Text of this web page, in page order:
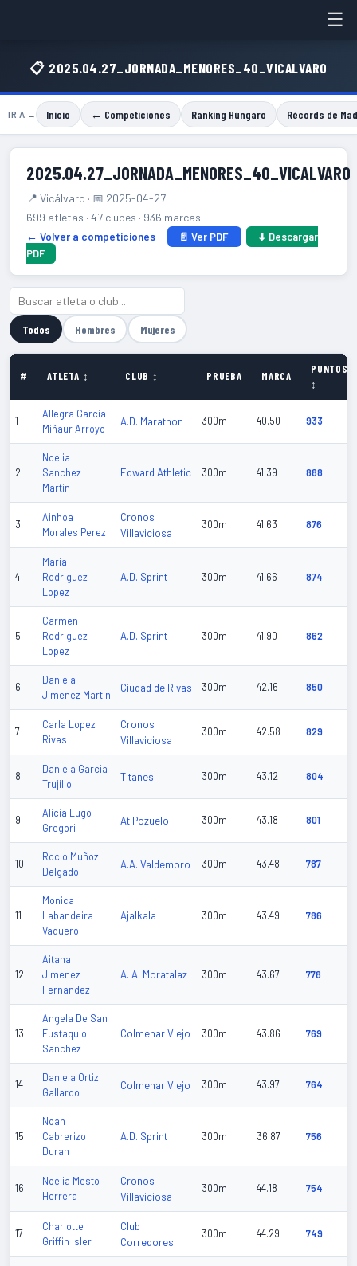
☰
📋 2025.04.27_JORNADA_MENORES_40_VICALVARO
IR A → Inicio ← Competiciones Ranking Húngaro Récords de
2025.04.27_JORNADA_MENORES_40_VICALVARO
📍 Vicálvaro · 📅 2025-04-27
699 atletas · 47 clubes · 936 marcas
← Volver a competiciones
📄 Ver PDF
⬇ Descargar
PDF
Todos Hombres Mujeres
# ATLETA ↕ CLUB ↕ PRUEBA MARCA
PUNTOS
↕
1
Allegra Garcia-
Miñaur Arroyo
A.D. Marathon 300m 40.50 933
2
Noelia
Sanchez
Martin
Edward Athletic 300m 41.39 888
3
Ainhoa
Morales Perez
Cronos
Villaviciosa
300m 41.63 876
4
Maria
Rodriguez
Lopez
A.D. Sprint 300m 41.66 874
5
Carmen
Rodriguez
Lopez
A.D. Sprint 300m 41.90 862
6
Daniela
Jimenez Martin
Ciudad de Rivas 300m 42.16 850
7
Carla Lopez
Rivas
Cronos
Villaviciosa
300m 42.58 829
8
Daniela Garcia
Trujillo
Titanes 300m 43.12 804
9
Alicia Lugo
Gregori
At Pozuelo 300m 43.18 801
10
Rocio Muñoz
Delgado
A.A. Valdemoro 300m 43.48 787
11
Monica
Labandeira
Vaquero
Ajalkala 300m 43.49 786
12
Aitana
Jimenez
Fernandez
A. A. Moratalaz 300m 43.67 778
13
Angela De San
Eustaquio
Sanchez
Colmenar Viejo 300m 43.86 769
14
Daniela Ortiz
Gallardo
Colmenar Viejo 300m 43.97 764
15
Noah
Cabrerizo
Duran
A.D. Sprint 300m 36.87 756
16
Noelia Mesto
Herrera
Cronos
Villaviciosa
300m 44.18 754
17
Charlotte
Griffin Isler
Club
Corredores
300m 44.29 749